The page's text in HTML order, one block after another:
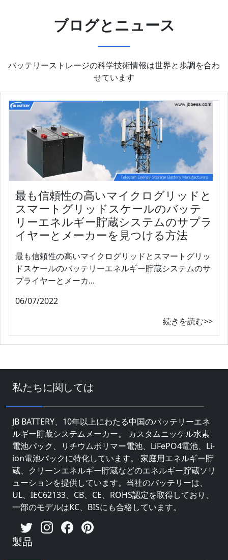
ブログとニュース
バッテリーストレージの科学技術情報は世界と歩調を合わ
せています
最も信頼性の高いマイクログリッドと
スマートグリッドスケールのバッテ
リーエネルギー貯蔵システムのサプラ
イヤーとメーカーを見つける方法
最も信頼性の高いマイクログリッドとスマートグリッ
ドスケールのバッテリーエネルギー貯蔵システムのサ
プライヤーとメーカ...
06/07/2022
続きを読む>>
私たちに関しては
JB BATTERY、10年以上にわたる中国のバッテリーエネ
ルギー貯蔵システムメーカー。 カスタムニッケル水素
電池パック、リチウムポリマー電池、LiFePO4電池、Li-
ion電池パックに特化しています。 家庭用エネルギー貯
蔵、クリーンエネルギー貯蔵などのエネルギー貯蔵ソリ
ューションを提供しています。当社のバッテリーは、
UL、IEC62133、CB、CE、ROHS認定を取得しており、
一部のモデルはKC、BISにも合格しています。
製品